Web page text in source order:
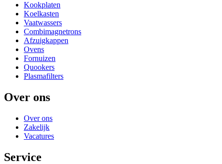
Kookplaten
Koelkasten
Vaatwassers
Combimagnetrons
Afzuigkappen
Ovens
Fornuizen
Quookers
Plasmafilters
Over ons
Over ons
Zakelijk
Vacatures
Service